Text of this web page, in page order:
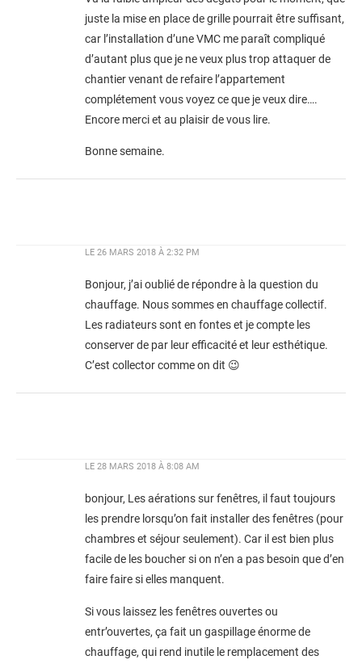
juste la mise en place de grille pourrait être suffisant,
car l’installation d’une VMC me paraît compliqué
d’autant plus que je ne veux plus trop attaquer de
chantier venant de refaire l’appartement
complétement vous voyez ce que je veux dire….
Encore merci et au plaisir de vous lire.
Bonne semaine.
LE 26 MARS 2018 À 2:32 PM
Bonjour, j’ai oublié de répondre à la question du
chauffage. Nous sommes en chauffage collectif.
Les radiateurs sont en fontes et je compte les
conserver de par leur efficacité et leur esthétique.
C’est collector comme on dit 😉
LE 28 MARS 2018 À 8:08 AM
bonjour, Les aérations sur fenêtres, il faut toujours
les prendre lorsqu’on fait installer des fenêtres (pour
chambres et séjour seulement). Car il est bien plus
facile de les boucher si on n’en a pas besoin que d’en
faire faire si elles manquent.
Si vous laissez les fenêtres ouvertes ou
entr’ouvertes, ça fait un gaspillage énorme de
chauffage, qui rend inutile le remplacement des